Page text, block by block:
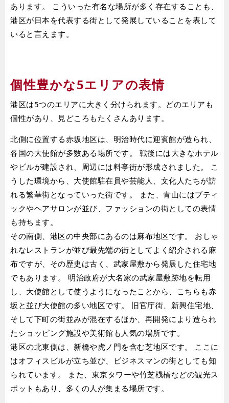
あります。 こういった有名な場所が多く存在することも、
港区が日本を代表する街として発展していることを表して
いると言えます。
個性豊かな5エリアの表情
港区は5つのエリアに大きく分けられます。どのエリアも
個性があり、見どころもたくさんあります。
北側に位置する赤坂地区は、明治時代に迎賓館が造られ、
各国の大使館が多数ある場所です。 戦後には大きなホテル
やビルが建設され、周辺には料亭街が形成されました。 こ
うした環境から、大使館駐在員や芸能人、文化人たちが訪
れる繁華街となっていった街です。 また、青山にはブティ
ックやヘアサロンが並び、ファッションの街としての表情
も持ちます。
その南側、港区の中央部にあるのは麻布地区です。 おしゃ
れなレストランが並び最先端の街としてよく紹介される麻
布ですが、その歴史は古く、武家屋敷から発展した住宅地
でもあります。 明治政府が大名家の武家屋敷跡地を転用
し、大使館として使うようになったことから、こちらも赤
坂と並び大使館の多い地区です。 旧官庁街、新興住宅地、
そして下町の街並みが混在するほか、再開発により造られ
たショッピング施設や美術館も人気の場所です。
港区の北東側は、新橋や虎ノ門を含む芝地区です。 ここに
はオフィスビルが立ち並び、ビジネスマンの街としても知
られています。 また、東京タワーや竹芝桟橋などの観光ス
ポットもあり、多くの人が集まる場所です。